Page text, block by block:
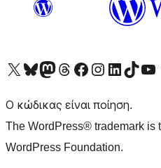
Visit our X (formerly Twitter) account
Visit our Bluesky account
Επισκεφθείτε τον λογαριασμό μας στο Mastodon
Visit our Threads account
Επισκεφτείτε τη σελίδα μας στο Facebook
Επισκεφθείτε τον λογαριασμό μας
Επισκεφθείτε τον λογαριασμό μας
Visit our TikTok
Visit our
Ο κώδικας είναι ποίηση.
The WordPress® trademark is
WordPress Foundation.